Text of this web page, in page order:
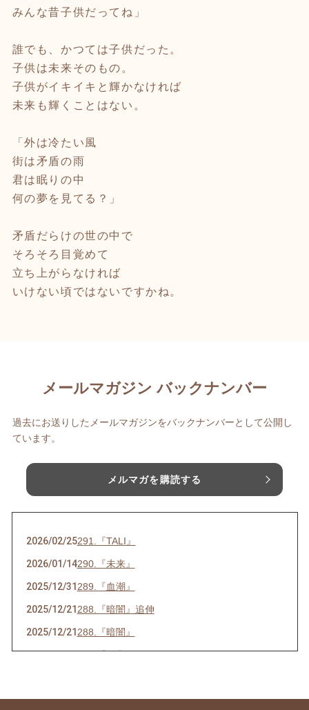
みんな昔子供だってね」
誰でも、かつては子供だった。
子供は未来そのもの。
子供がイキイキと輝かなければ
未来も輝くことはない。
「外は冷たい風
街は矛盾の雨
君は眠りの中
何の夢を見てる？」
矛盾だらけの世の中で
そろそろ目覚めて
立ち上がらなければ
いけない頃ではないですかね。
メールマガジン バックナンバー
過去にお送りしたメールマガジンをバックナンバーとして公開し
ています。
メルマガを購読する
2026/02/25291.『TALI』
2026/01/14290.『未来』
2025/12/31289.『血潮』
2025/12/21288.『暗闇』追伸
2025/12/21288.『暗闇』
2025/07/16286.『ネ申』
2025/05/28284.『東京』